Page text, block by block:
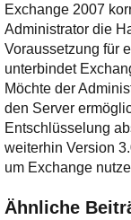
Exchange 2007
Administrator die
Voraussetzung für
unterbindet
Möchte der
den Server
Entschlüsselung
weiterhin Version
um Exchange
Ähnliche